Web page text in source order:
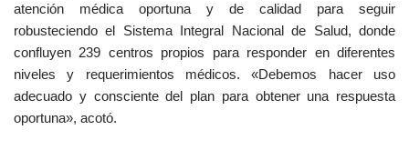
atención médica oportuna y de calidad para seguir
robusteciendo el Sistema Integral Nacional de Salud, donde
confluyen 239 centros propios para responder en diferentes
niveles y requerimientos médicos. «Debemos hacer uso
adecuado y consciente del plan para obtener una respuesta
oportuna», acotó.